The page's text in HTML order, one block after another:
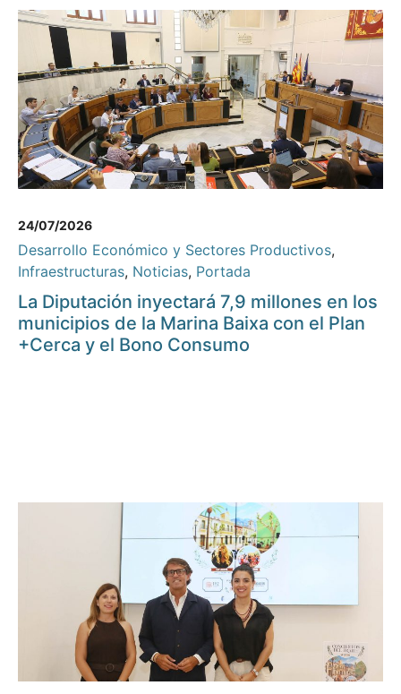
24/07/2026
Desarrollo Económico y Sectores Productivos,
Infraestructuras, Noticias, Portada
La Diputación inyectará 7,9 millones en los
municipios de la Marina Baixa con el Plan
+Cerca y el Bono Consumo